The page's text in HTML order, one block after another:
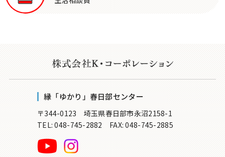
縁「ゆかり」春日部センター
〒344-0123 埼玉県春日部市永沼2158-1
TEL: 048-745-2882 FAX: 048-745-2885